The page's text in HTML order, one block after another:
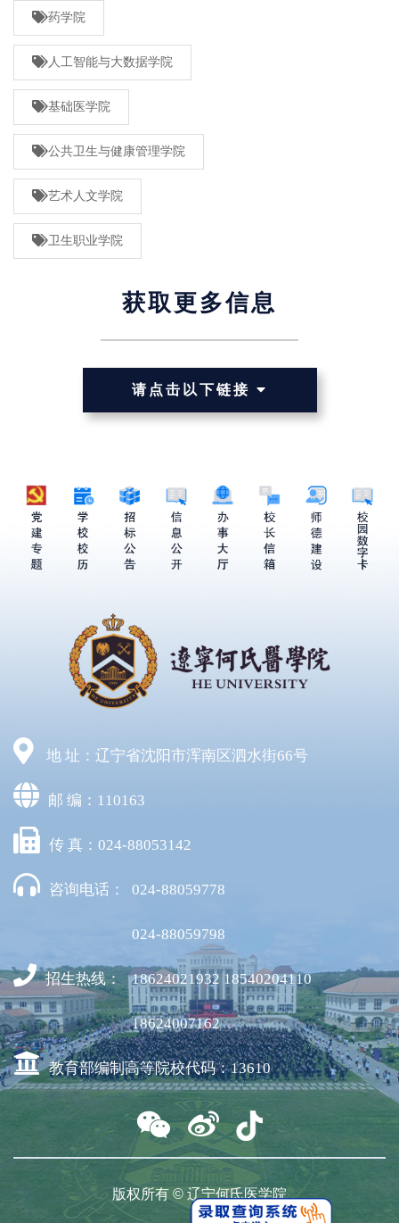
药学院
人工智能与大数据学院
基础医学院
公共卫生与健康管理学院
艺术人文学院
卫生职业学院
获取更多信息
请点击以下链接
地 址：辽宁省沈阳市浑南区泗水街66号
邮 编：110163
传 真：024-88053142
咨询电话： 024-88059778
024-88059798
招生热线： 18624021932 18540204110
18624007162
教育部编制高等院校代码：13610
版权所有 © 辽宁何氏医学院